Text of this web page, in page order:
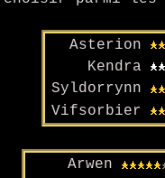
Asterion
Kendra
Syldorrynn
Vifsorbier
Arwen